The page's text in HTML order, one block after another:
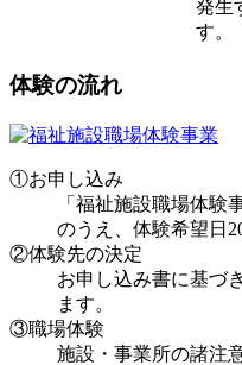
発生
す。
体験の流れ
①お申し込み
「福祉施設職場体験
のうえ、体験希望日
②体験先の決定
お申し込み書に基づ
ます。
③職場体験
施設・事業所の諸注